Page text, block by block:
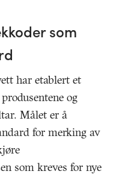
som
har etablert et
og
Målet er å
for merking av
som kreves for nye